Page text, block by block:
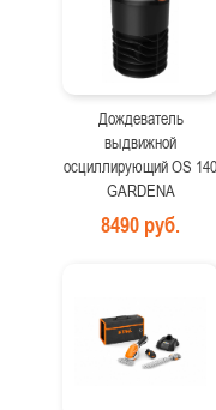
Дождеватель
выдвижной
осциллирующий OS 140
GARDENA
8490 руб.